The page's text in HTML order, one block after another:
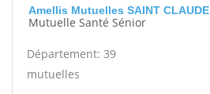
Amellis Mutuelles SAINT CLAUDE
Mutuelle Santé Sénior
Département: 39
mutuelles